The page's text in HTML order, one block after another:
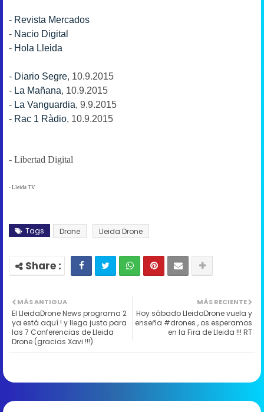
- Revista Mercados
- Nacio Digital
- Hola Lleida
- Diario Segre, 10.9.2015
- La Mañana, 10.9.2015
- La Vanguardia, 9.9.2015
- Rac 1 Ràdio, 10.9.2015
- Libertad Digital
- Lleida TV
Tags Drone Lleida Drone
MÁS RECIENTE
Hoy sábado LleidaDrone vuela y
enseña #drones , os esperamos
en la Fira de Lleida !!! RT
MÁS ANTIGUA
El LleidaDrone News programa 2
ya está aquí ! y llega justo para
las 7 Conferencias de Lleida
Drone (gracias Xavi !!!)